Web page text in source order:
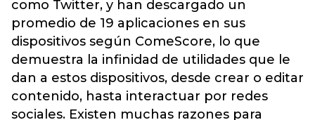
como Twitter, y han descargado un
promedio de 19 aplicaciones en sus
dispositivos según ComeScore, lo que
demuestra la infinidad de utilidades que le
dan a estos dispositivos, desde crear o editar
contenido, hasta interactuar por redes
sociales. Existen muchas razones para